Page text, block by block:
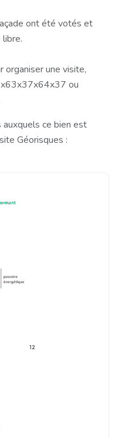
ont été votés et
organiser une visite,
ou
ce bien est
Géorisques :
12